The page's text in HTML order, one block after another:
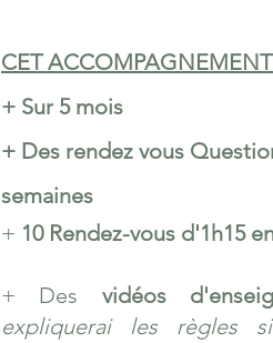
CET
+ Sur 5 mois
+ Des rendez vous
semaines
+ 10 Rendez-vous d'1h15
+ Des vidéos
expliquerai les règles